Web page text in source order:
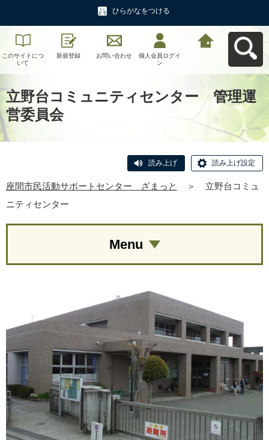
ひらがなをつける
このサイトにつ
いて
新規登録 お問い合わせ
個人会員ログイ
ン
立野台コミュニティセンター 管理運
営委員会
読み上げ 読み上げ設定
座間市民活動サポートセンター ざまっと ＞
立野台コミュ
ニティセンター
Menu